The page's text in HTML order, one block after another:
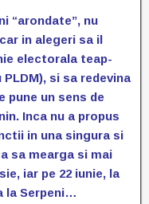
“arondate”, nu
in alegeri sa il
electorala teap-
si sa redevina
pune un sens de
Inca nu a propus
in una singura si
sa mearga si mai
iar pe 22 iunie, la
la Serpeni…